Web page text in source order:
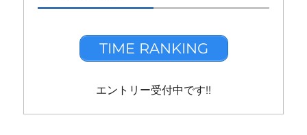
TIME RANKING
エントリー受付中です!!